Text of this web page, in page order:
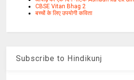
CBSE Vitan Bhag 2
बच्चों के लिए उपयोगी कविता
Subscribe to Hindikunj